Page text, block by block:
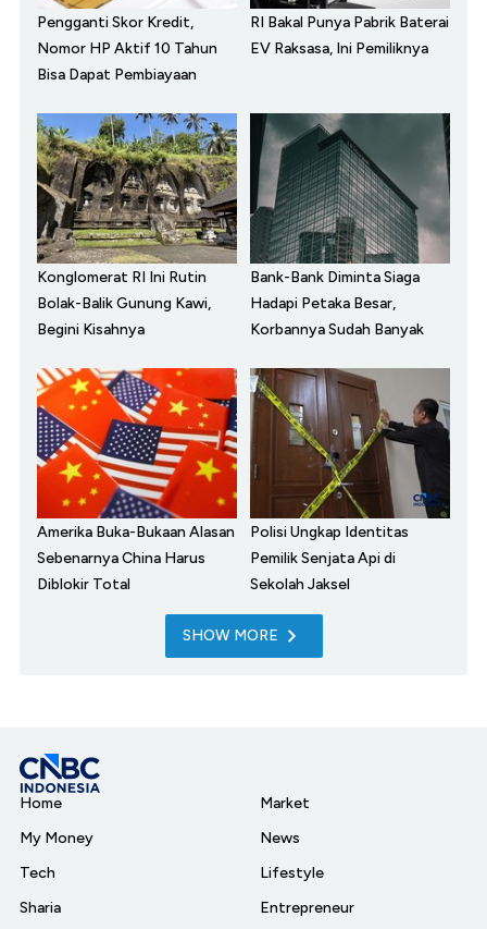
Pengganti Skor Kredit,
Nomor HP Aktif 10 Tahun
Bisa Dapat Pembiayaan
RI Bakal Punya Pabrik Baterai
EV Raksasa, Ini Pemiliknya
Konglomerat RI Ini Rutin
Bolak-Balik Gunung Kawi,
Begini Kisahnya
Bank-Bank Diminta Siaga
Hadapi Petaka Besar,
Korbannya Sudah Banyak
Amerika Buka-Bukaan Alasan
Sebenarnya China Harus
Diblokir Total
Polisi Ungkap Identitas
Pemilik Senjata Api di
Sekolah Jaksel
SHOW MORE
Home
My Money
Tech
Sharia
Market
News
Lifestyle
Entrepreneur